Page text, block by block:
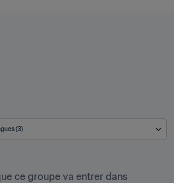
(3)
ce groupe va entrer dans